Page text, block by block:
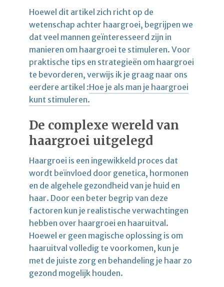
Hoewel dit artikel zich richt op de
wetenschap achter haargroei, begrijpen we
dat veel mannen geïnteresseerd zijn in
manieren om haargroei te stimuleren. Voor
praktische tips en strategieën om haargroei
te bevorderen, verwijs ik je graag naar ons
eerdere artikel :Hoe je als man je haargroei
kunt stimuleren.
De complexe wereld van
haargroei uitgelegd
Haargroei is een ingewikkeld proces dat
wordt beïnvloed door genetica, hormonen
en de algehele gezondheid van je huid en
haar. Door een beter begrip van deze
factoren kun je realistische verwachtingen
hebben over haargroei en haaruitval.
Hoewel er geen magische oplossing is om
haaruitval volledig te voorkomen, kun je
met de juiste zorg en behandeling je haar zo
gezond mogelijk houden.